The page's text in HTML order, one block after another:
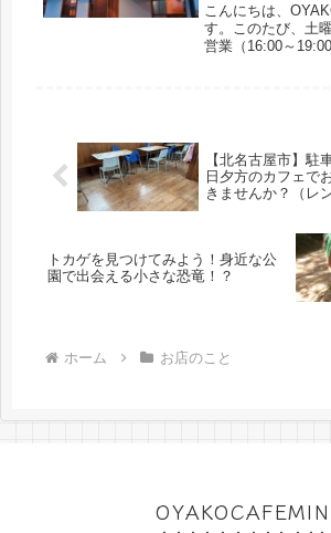
こんにちは、
す。このたび、土
営業（16:00～
【北名古屋市】駐
日夕方のカフェで
きませんか？（レ
トカゲを見つけてみよう！身近な公
園で出会える小さな恐竜！？
ホーム お店のこと